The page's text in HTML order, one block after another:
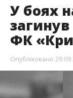
У боях
ФК
Опубліковано